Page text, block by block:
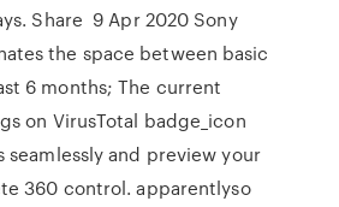
Share 9 Apr 2020 Sony
the space between basic
6 months; The current
on VirusTotal badge_icon
seamlessly and preview your
360 control. apparentlyso